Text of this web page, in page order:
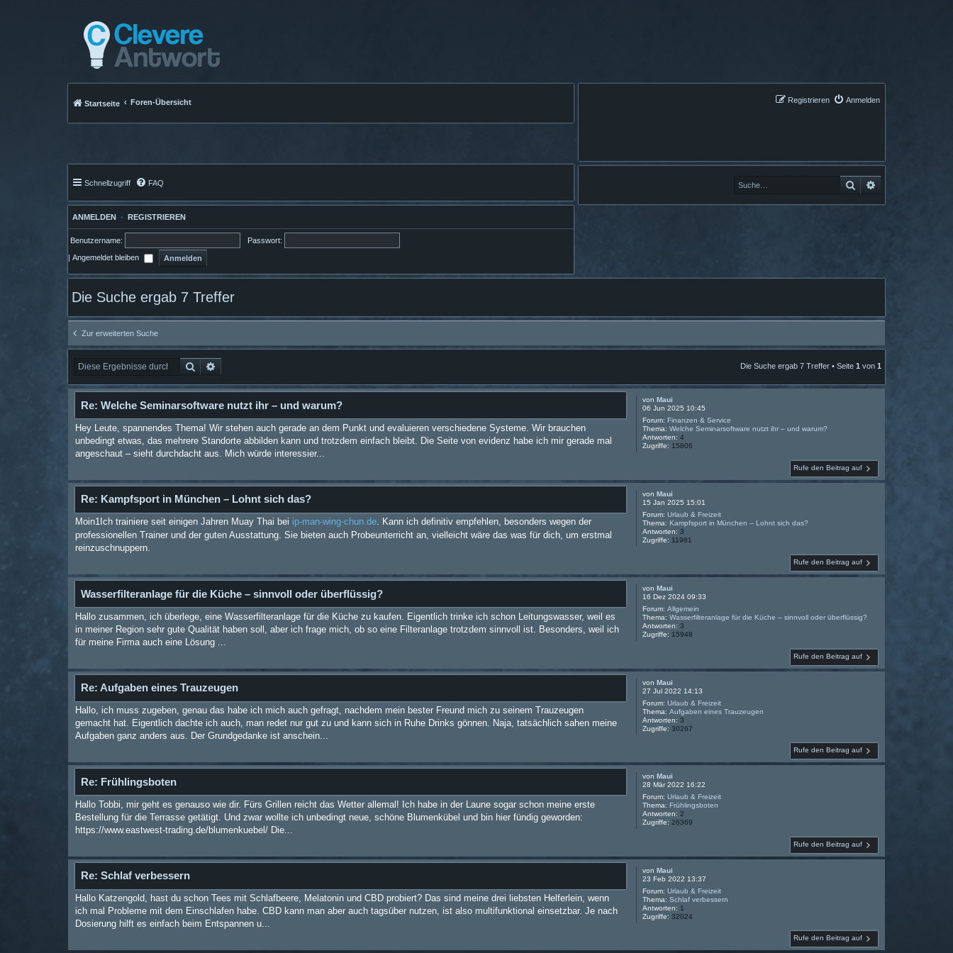
Anmelden
Registrieren
Suche
Startseite Foren-Übersicht
Schnellzugriff FAQ
ANMELDEN • REGISTRIEREN
Benutzername: Passwort:
Angemeldet bleiben
Die Suche ergab 7 Treffer
Zur erweiterten Suche
Suche Die Suche ergab 7 Treffer • Seite 1 von 1
vonMaui
06 Jun 2025 10:45
Forum: Finanzen & Service
Thema:Welche Seminarsoftware nutzt ihr – und warum?
Antworten:4
Zugriffe: 15806
Re: Welche Seminarsoftware nutzt ihr – und warum?
Hey Leute, spannendes Thema! Wir stehen auch gerade an dem Punkt und evaluieren verschiedene Systeme. Wir brauchen
unbedingt etwas, das mehrere Standorte abbilden kann und trotzdem einfach bleibt. Die Seite von evidenz habe ich mir gerade mal
angeschaut – sieht durchdacht aus. Mich würde interessier...
Rufe den Beitrag auf
vonMaui
15 Jan 2025 15:01
Forum:Urlaub & Freizeit
Thema: Kampfsport in München – Lohnt sich das?
Antworten:3
Zugriffe: 11981
Re: Kampfsport in München – Lohnt sich das?
Moin1Ich trainiere seit einigen Jahren Muay Thai bei ip-man-wing-chun.de. Kann ich definitiv empfehlen, besonders wegen der
professionellen Trainer und der guten Ausstattung. Sie bieten auch Probeunterricht an, vielleicht wäre das was für dich, um erstmal
reinzuschnuppern.
Rufe den Beitrag auf
vonMaui
16 Dez 2024 09:33
Forum:Allgemein
Thema:Wasserfilteranlage für die Küche – sinnvoll oder überflüssig?
Antworten:3
Zugriffe: 15948
Wasserfilteranlage für die Küche – sinnvoll oder überflüssig?
Hallo zusammen, ich überlege, eine Wasserfilteranlage für die Küche zu kaufen. Eigentlich trinke ich schon Leitungswasser, weil es
in meiner Region sehr gute Qualität haben soll, aber ich frage mich, ob so eine Filteranlage trotzdem sinnvoll ist. Besonders, weil ich
für meine Firma auch eine Lösung ...
Rufe den Beitrag auf
vonMaui
27 Jul 2022 14:13
Forum:Urlaub & Freizeit
Thema:Aufgaben eines Trauzeugen
Antworten:3
Zugriffe:30267
Re: Aufgaben eines Trauzeugen
Hallo, ich muss zugeben, genau das habe ich mich auch gefragt, nachdem mein bester Freund mich zu seinem Trauzeugen
gemacht hat. Eigentlich dachte ich auch, man redet nur gut zu und kann sich in Ruhe Drinks gönnen. Naja, tatsächlich sahen meine
Aufgaben ganz anders aus. Der Grundgedanke ist anschein...
Rufe den Beitrag auf
vonMaui
28 Mär 2022 16:22
Forum:Urlaub & Freizeit
Thema: Frühlingsboten
Antworten:2
Zugriffe:26369
Re: Frühlingsboten
Hallo Tobbi, mir geht es genauso wie dir. Fürs Grillen reicht das Wetter allemal! Ich habe in der Laune sogar schon meine erste
Bestellung für die Terrasse getätigt. Und zwar wollte ich unbedingt neue, schöne Blumenkübel und bin hier fündig geworden:
https://www.eastwest-trading.de/blumenkuebel/ Die...
Rufe den Beitrag auf
vonMaui
23 Feb 2022 13:37
Forum:Urlaub & Freizeit
Thema:Schlaf verbessern
Antworten: 1
Zugriffe:32024
Re: Schlaf verbessern
Hallo Katzengold, hast du schon Tees mit Schlafbeere, Melatonin und CBD probiert? Das sind meine drei liebsten Helferlein, wenn
ich mal Probleme mit dem Einschlafen habe. CBD kann man aber auch tagsüber nutzen, ist also multifunktional einsetzbar. Je nach
Dosierung hilft es einfach beim Entspannen u...
Rufe den Beitrag auf